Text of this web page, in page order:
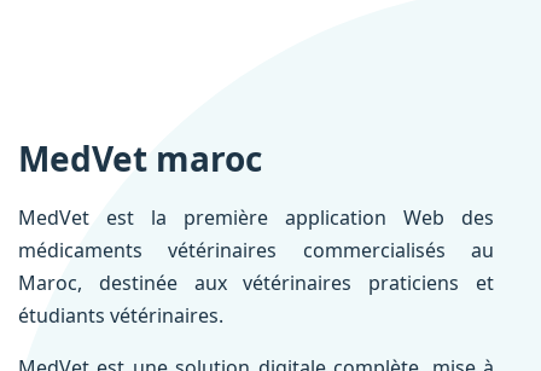
MedVet maroc
MedVet est la première application Web des
médicaments vétérinaires commercialisés au
Maroc, destinée aux vétérinaires praticiens et
étudiants vétérinaires.